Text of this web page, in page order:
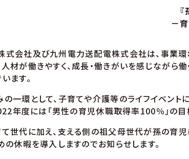
－
会社及び九州電力送配電株式会社は、事業環
材が働きやすく、成長・働きがいを感じながら
ます。
一環として、子育てや介護等のライフイベント
年度には「男性の育児休職取得率100％」の
世代に加え、支える側の祖父母世代が孫の育児
の休暇を導入しますのでお知らせします。